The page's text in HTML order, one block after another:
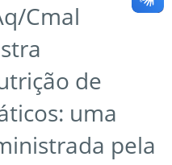
Cmal
de
uma
pela